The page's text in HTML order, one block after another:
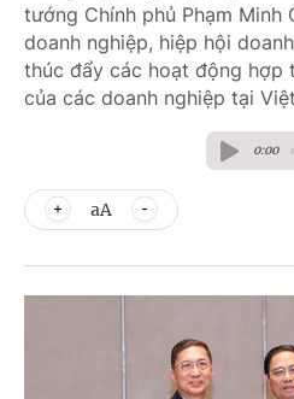
tướng Chính phủ Phạm Minh
doanh nghiệp, hiệp hội
thúc đẩy các hoạt động hợp
của các doanh nghiệp tại
0:00
aA